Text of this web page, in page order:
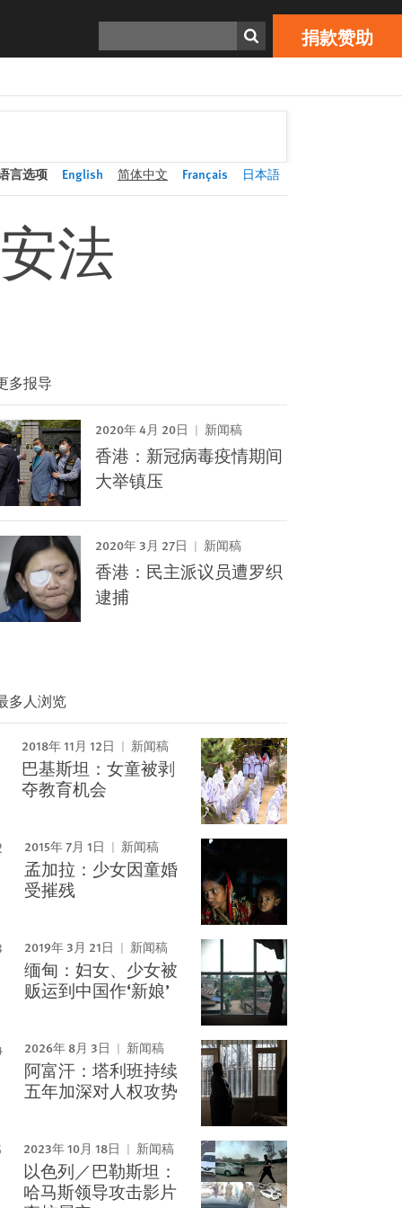
捐款赞助
Print 捐款赞助
言选项 English 简体中文 Français 日本語
法
多报导
2020年 4月 20日 新闻稿
香港：新冠病毒疫情期间
大举镇压
2020年 3月 27日 新闻稿
香港：民主派议员遭罗织
逮捕
多人浏览
2018年 11月 12日 新闻稿
巴基斯坦：女童被剥
夺教育机会
2015年 7月 1日 新闻稿
孟加拉：少女因童婚
受摧残
2019年 3月 21日 新闻稿
缅甸：妇女、少女被
贩运到中国作‘新娘’
2026年 8月 3日 新闻稿
阿富汗：塔利班持续
五年加深对人权攻势
2023年 10月 18日 新闻稿
以色列／巴勒斯坦：
哈马斯领导攻击影片